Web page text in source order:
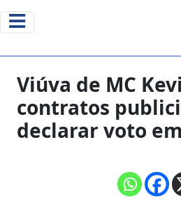
Viúva de MC
contratos
declarar voto